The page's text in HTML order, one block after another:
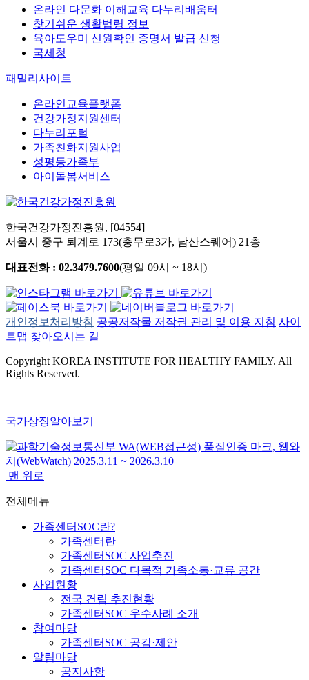
온라인 다문화 이해교육 다누리배움터
찾기쉬운 생활법령 정보
육아도우미 신원확인 증명서 발급 신청
국세청
패밀리사이트
온라인교육플랫폼
건강가정지원센터
다누리포털
가족친화지원사업
성평등가족부
아이돌봄서비스
한국건강가정진흥원, [04554]
서울시 중구 퇴계로 173(충무로3가, 남산스퀘어) 21층
대표전화 : 02.3479.7600(평일 09시 ~ 18시)
개인정보처리방침 공공저작물 저작권 관리 및 이용 지침 사이
트맵 찾아오시는 길
Copyright KOREA INSTITUTE FOR HEALTHY FAMILY. All
Rights Reserved.
국가상징알아보기
맨 위로
전체메뉴
가족센터SOC란?
가족센터란
가족센터SOC 사업추진
가족센터SOC 다목적 가족소통·교류 공간
사업현황
전국 건립 추진현황
가족센터SOC 우수사례 소개
참여마당
가족센터SOC 공감·제안
알림마당
공지사항